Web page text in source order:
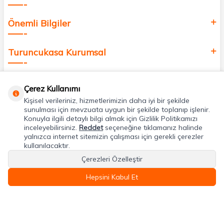
Önemli Bilgiler
Turuncukasa Kurumsal
Uygulamalarımız
Adres & İletişim
Çerez Kullanımı
Kişisel verileriniz, hizmetlerimizin daha iyi bir şekilde
sunulması için mevzuata uygun bir şekilde toplanıp işlenir.
Konuyla ilgili detaylı bilgi almak için Gizlilik Politikamızı
inceleyebilirsiniz. Reddetseçeneğine tıklamanız halinde
yalnızca internet sitemizin çalışması için gerekli çerezler
kullanılacaktır.
Çerezleri Özelleştir
Hepsini Kabul Et